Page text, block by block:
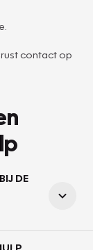
contact op
DE